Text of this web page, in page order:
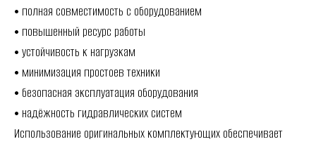
• полная совместимость с оборудованием
• повышенный ресурс работы
• устойчивость к нагрузкам
• минимизация простоев техники
• безопасная эксплуатация оборудования
• надёжность гидравлических систем
Использование оригинальных комплектующих обеспечивает